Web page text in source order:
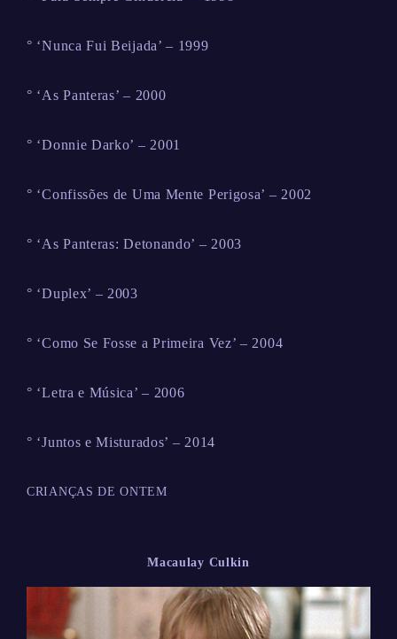
° ‘Nunca Fui Beijada’ – 1999
° ‘As Panteras’ – 2000
° ‘Donnie Darko’ – 2001
° ‘Confissões de Uma Mente Perigosa’ – 2002
° ‘As Panteras: Detonando’ – 2003
° ‘Duplex’ – 2003
° ‘Como Se Fosse a Primeira Vez’ – 2004
° ‘Letra e Música’ – 2006
° ‘Juntos e Misturados’ – 2014
CRIANÇAS DE ONTEM
Macaulay Culkin